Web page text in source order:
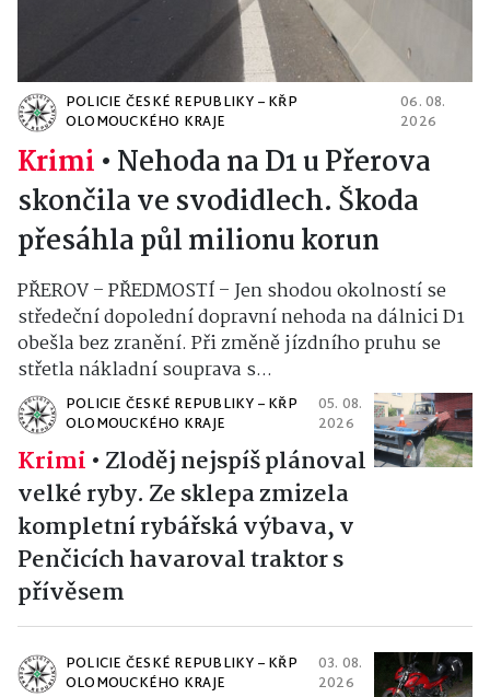
POLICIE ČESKÉ REPUBLIKY – KŘP
OLOMOUCKÉHO KRAJE
06. 08.
2026
Krimi • Nehoda na D1 u Přerova
skončila ve svodidlech. Škoda
přesáhla půl milionu korun
PŘEROV – PŘEDMOSTÍ – Jen shodou okolností se
středeční dopolední dopravní nehoda na dálnici D1
obešla bez zranění. Při změně jízdního pruhu se
střetla nákladní souprava s...
POLICIE ČESKÉ REPUBLIKY – KŘP
OLOMOUCKÉHO KRAJE
05. 08.
2026
Krimi • Zloděj nejspíš plánoval
velké ryby. Ze sklepa zmizela
kompletní rybářská výbava, v
Penčicích havaroval traktor s
přívěsem
POLICIE ČESKÉ REPUBLIKY – KŘP
OLOMOUCKÉHO KRAJE
03. 08.
2026